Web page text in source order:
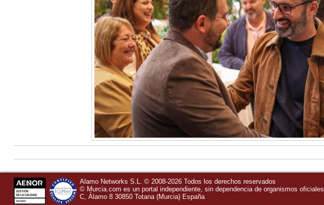
Alamo Networks S.L. © 2008-2026 Todos los derechos reservados
© Murcia.com es un portal independiente, sin dependencia de organismos oficiales
C, Álamo 8 30850 Totana (Murcia) España